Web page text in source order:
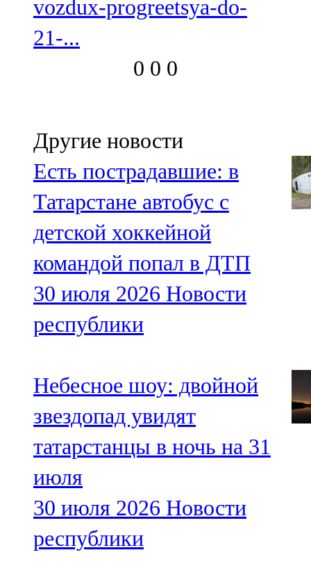
vozdux-progreetsya-do-
21-...
0 0 0
Другие новости
Есть пострадавшие: в
Татарстане автобус с
детской хоккейной
командой попал в ДТП
30 июля 2026 Новости
республики
Небесное шоу: двойной
звездопад увидят
татарстанцы в ночь на 31
июля
30 июля 2026 Новости
республики